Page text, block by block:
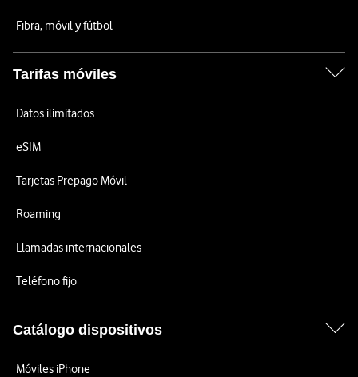
Fibra, móvil y fútbol
Tarifas móviles
Datos ilimitados
eSIM
Tarjetas Prepago Móvil
Roaming
Llamadas internacionales
Teléfono fijo
Catálogo dispositivos
Móviles iPhone